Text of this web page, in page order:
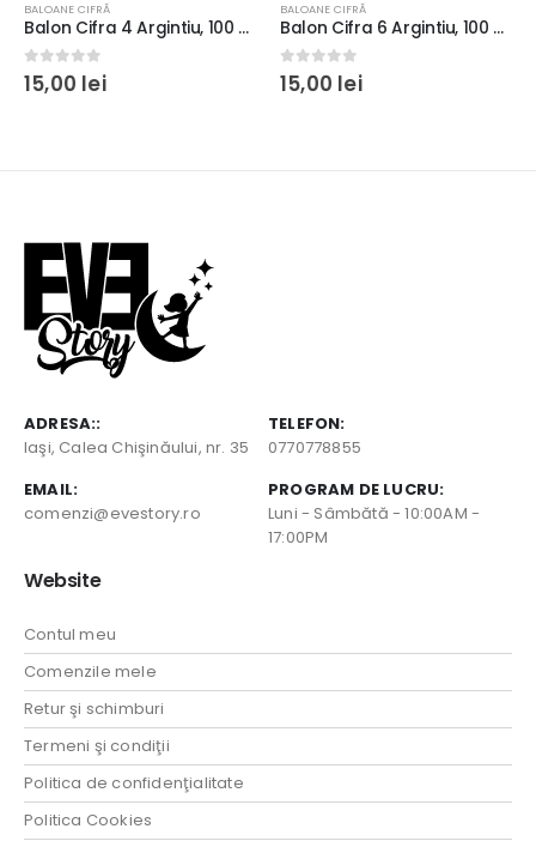
BALOANE CIFRĂ
0out of 5
15,00lei
BALOANE CIFRĂ
0out of 5
15,00lei
ADRESA::
Iaşi, Calea Chişinăului, nr. 35
TELEFON:
0770778855
EMAIL:
comenzi@evestory.ro
PROGRAM DE LUCRU:
Luni - Sâmbătă - 10:00AM -
17:00PM
Website
Contul meu
Comenzile mele
Retur şi schimburi
Termeni şi condiţii
Politica de confidenţialitate
Politica Cookies